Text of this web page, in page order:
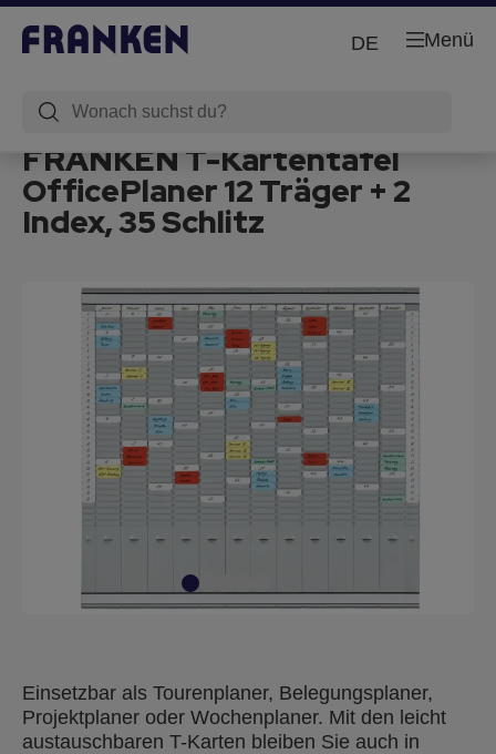
Menü
DE
FRANKEN T-Kartentafel
OfficePlaner 12 Träger + 2
Index, 35 Schlitz
Einsetzbar als Tourenplaner, Belegungsplaner,
Projektplaner oder Wochenplaner. Mit den leicht
austauschbaren T-Karten bleiben Sie auch in